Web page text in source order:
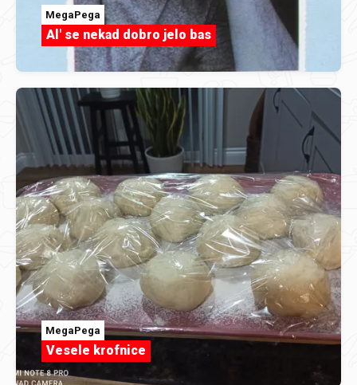
MegaPega
Al' se nekad dobro jelo bas
MegaPega
Vesele krofnice